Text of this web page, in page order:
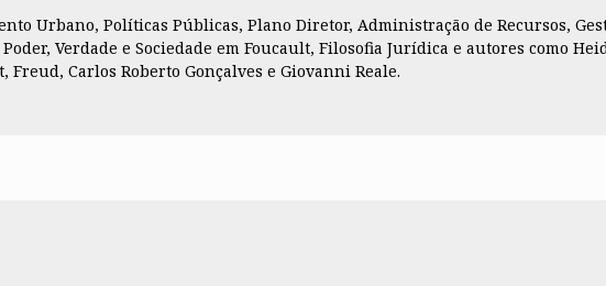
Urbano, Políticas Públicas, Plano Diretor, Administração de Recursos,
Verdade e Sociedade em Foucault, Filosofia Jurídica e autores como
Carlos Roberto Gonçalves e Giovanni Reale.